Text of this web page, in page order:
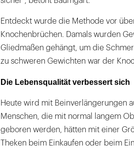
Entdeckt wurde die Methode vor
Knochenbrüchen. Damals wurden
Gliedmaßen gehängt, um die
zu schweren Gewichten war der
Die Lebensqualität verbessert sich
Heute wird mit Beinverlängerungen
Menschen, die mit normal langem
geboren werden, hätten mit einer
Theken beim Einkaufen oder beim